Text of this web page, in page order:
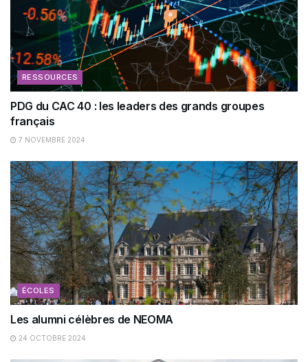
RESSOURCES
PDG du CAC 40 : les leaders des grands groupes
français
7 NOVEMBRE 2024
ÉCOLES
Les alumni célèbres de NEOMA
24 OCTOBRE 2024